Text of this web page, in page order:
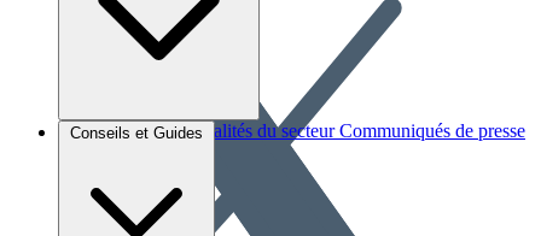
Brèves et actus Actualités du secteur Communiqués de presse
Conseils et Guides